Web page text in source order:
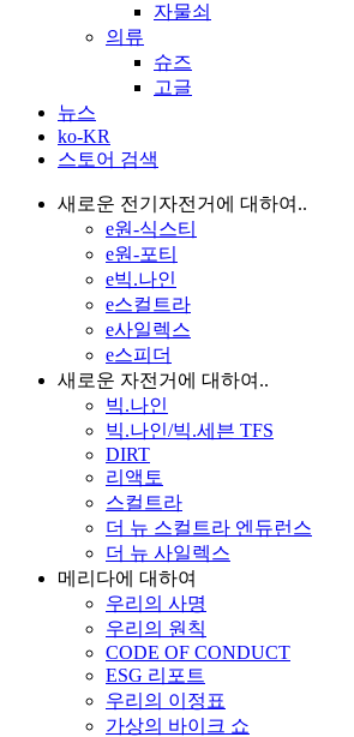
자물쇠
의류
슈즈
고글
뉴스
ko-KR
스토어 검색
새로운 전기자전거에 대하여..
e원-식스티
e원-포티
e빅.나인
e스컬트라
e사일렉스
e스피더
새로운 자전거에 대하여..
빅.나인
빅.나인/빅.세븐 TFS
DIRT
리액토
스컬트라
더 뉴 스컬트라 엔듀런스
더 뉴 사일렉스
메리다에 대하여
우리의 사명
우리의 원칙
CODE OF CONDUCT
ESG 리포트
우리의 이정표
가상의 바이크 쇼